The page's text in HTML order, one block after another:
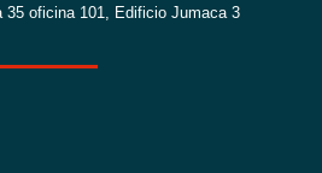
35 oficina 101, Edificio Jumaca 3